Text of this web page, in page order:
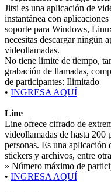
Jitsi es una aplicación de
instantánea con
soporte para Windows,
necesitas descargar ningún
videollamadas.
No tiene limite de tiempo,
grabación de llamadas,
de participantes: Ilimitado
• INGRESA AQUÍ
Line
Line ofrece cifrado de
videollamadas de hasta 200
personas. Es una aplicación
stickers y archivos, entre
» Número máximo de
• INGRESA AQUÍ